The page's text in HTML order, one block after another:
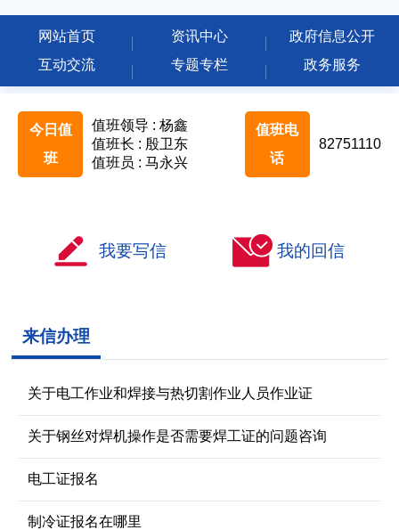
网站首页 资讯中心
政府信息公开
互动交流
专题专栏 政务服务
今日值
班
值班领导 : 杨鑫
值班长 : 殷卫东
值班员 : 马永兴
值班电
话
82751110
我要写信 我的回信
来信办理
关于电工作业和焊接与热切割作业人员作业证
关于钢丝对焊机操作是否需要焊工证的问题咨询
电工证报名
制冷证报名在哪里